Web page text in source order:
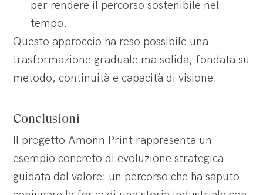
per rendere il percorso sostenibile nel
tempo.
Questo approccio ha reso possibile una
trasformazione graduale ma solida, fondata su
metodo, continuità e capacità di visione.
Conclusioni
Il progetto Amonn Print rappresenta un
esempio concreto di evoluzione strategica
guidata dal valore: un percorso che ha saputo